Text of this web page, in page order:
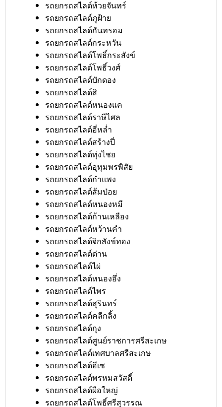
รถยกรถสไลด์ห้วยจันทร์
รถยกรถสไลด์ภูฝ้าย
รถยกรถสไลด์กันทรอม
รถยกรถสไลด์กระหวัน
รถยกรถสไลด์โพธิ์กระสังข์
รถยกรถสไลด์โพธิ์วงศ์
รถยกรถสไลด์บักดอง
รถยกรถสไลด์สิ
รถยกรถสไลด์หนองแค
รถยกรถสไลด์ราษีไศล
รถยกรถสไลด์อี่หล่ำ
รถยกรถสไลด์สร้างปี่
รถยกรถสไลด์ทุ่งไชย
รถยกรถสไลด์อุทุมพรพิสัย
รถยกรถสไลด์กำแพง
รถยกรถสไลด์ส้มป่อย
รถยกรถสไลด์หนองหมี
รถยกรถสไลด์ก้านเหลือง
รถยกรถสไลด์หว้านคำ
รถยกรถสไลด์จิกสังข์ทอง
รถยกรถสไลด์ด่าน
รถยกรถสไลด์ไผ่
รถยกรถสไลด์หนองอึ่ง
รถยกรถสไลด์ไพร
รถยกรถสไลด์สุรินทร์
รถยกรถสไลด์คลีกลิ้ง
รถยกรถสไลด์กุง
รถยกรถสไลด์ศูนย์ราชการศรีสะเกษ
รถยกรถสไลด์เทศบาลศรีสะเกษ
รถยกรถสไลด์อีเซ
รถยกรถสไลด์พรหมสวัสดิ์
รถยกรถสไลด์ผือใหญ่
รถยกรถสไลด์โพธิ์ศรีสุวรรณ